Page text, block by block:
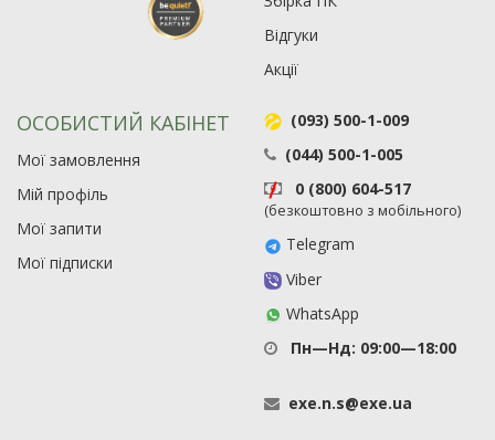
Рейтинг EXE.ua:4.6
974
63
Відгуки
Акції
ОСОБИСТИЙ КАБІНЕТ
Мої замовлення
Мій профіль
Мої запити
Мої підписки
(093) 500-1-009
(044) 500-1-005
0 (800) 604-517
(безкоштовно з мобільного)
Telegram
Viber
WhatsApp
Пн—Нд: 09:00—18:00
exe.n.s@exe.ua